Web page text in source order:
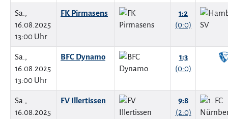
Sa.,
16.08.2025
13:00 Uhr
FK Pirmasens
1:2
(0:0)
Sa.,
16.08.2025
13:00 Uhr
BFC Dynamo
1:3
(0:0)
Sa.,
16.08.2025
FV Illertissen
9:8
(2:0)